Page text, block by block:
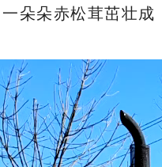
朵朵赤松茸茁壮成